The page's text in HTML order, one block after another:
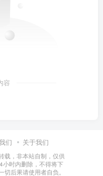
容
们 关于我们
载，非本站自制，仅供
小时内删除，不得将下
后果请使用者自负。